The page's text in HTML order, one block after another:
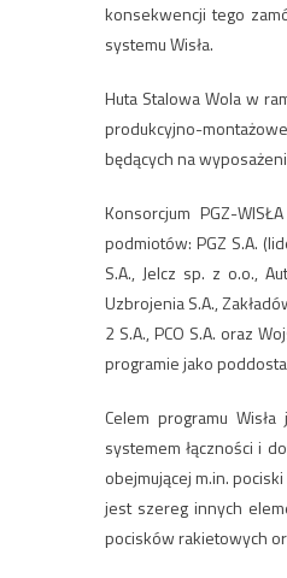
konsekwencji tego
systemu Wisła.
Huta Stalowa Wola w
produkcyjno-
będących na
Konsorcjum PGZ-
podmiotów: PGZ S.A.
S.A., Jelcz sp. z o.o.,
Uzbrojenia S.A.,
2 S.A., PCO S.A. oraz
programie jako
Celem programu
systemem łączności i
obejmującej m.in.
jest szereg innych
pocisków rakietowych